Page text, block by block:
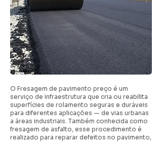
O Fresagem de pavimento preço é um
serviço de infraestrutura que cria ou reabilita
superfícies de rolamento seguras e duráveis
para diferentes aplicações — de vias urbanas
a áreas industriais. Também conhecida como
fresagem de asfalto, esse procedimento é
realizado para reparar defeitos no pavimento,